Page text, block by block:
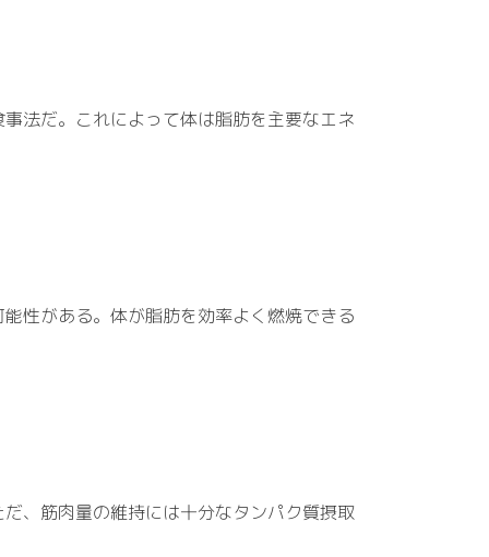
法だ。これによって体は脂肪を主要なエネ
性がある。体が脂肪を効率よく燃焼できる
、筋肉量の維持には十分なタンパク質摂取